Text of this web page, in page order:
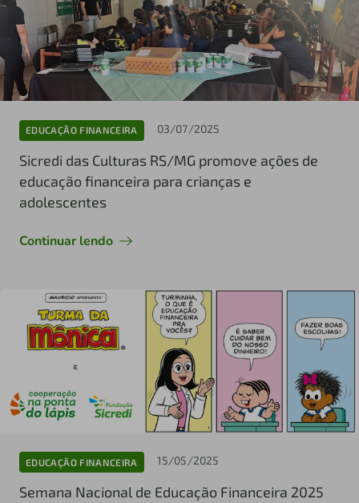
EDUCAÇÃO FINANCEIRA 03/07/2025
Sicredi das Culturas RS/MG promove ações de
educação financeira para crianças e
adolescentes
Continuar lendo
EDUCAÇÃO FINANCEIRA 15/05/2025
Semana Nacional de Educação Financeira 2025